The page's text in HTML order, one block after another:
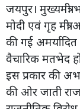
जयपुर। मुख्यमंत्री
मोदी एवं गृह मंत्री
की गई अमर्यादित
वैचारिक मतभेद
इस प्रकार की
की ओर जाती